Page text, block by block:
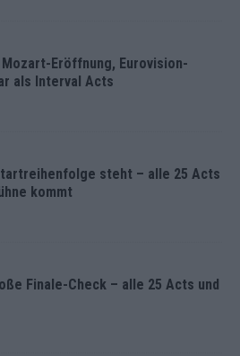
Mozart-Eröffnung, Eurovision-
als Interval Acts
steht – alle 25 Acts
kommt
Finale-Check – alle 25 Acts und